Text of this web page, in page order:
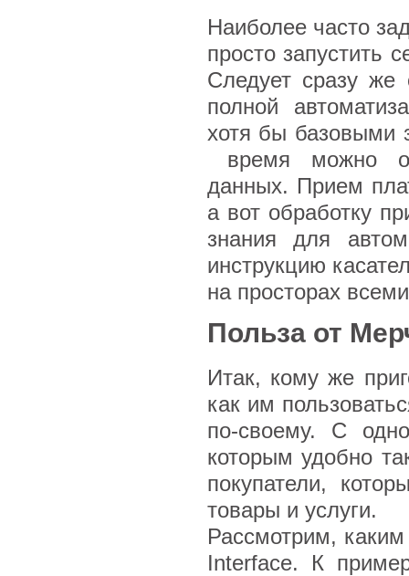
Наиболее часто
просто запустить
Следует сразу же
полной
хотя бы базовыми
время можно
данных. Прием
а вот обработку
знания для
инструкцию
на просторах
Польза от
Итак, кому же
как им
по-своему. С
которым удобно
покупатели,
товары и услуги.
Рассмотрим,
Interface. К